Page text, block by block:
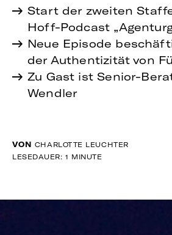
Start der zweiten
Hoff-Podcast
Neue Episode
der Authentizität von
Zu Gast ist Senior-
Wendler
VON CHARLOTTE LEUCHTER
LESEDAUER: 1 MINUTE